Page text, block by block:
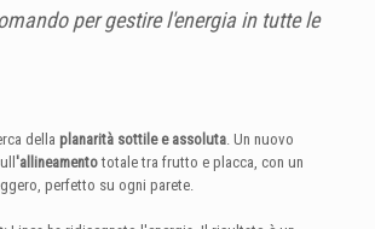
per gestire l'energia in tutte le
della planarità sottile e assoluta. Un nuovo
'allineamentototale tra frutto e placca, con un
perfetto su ogni parete.